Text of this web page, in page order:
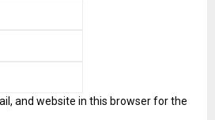
and website in this browser for the